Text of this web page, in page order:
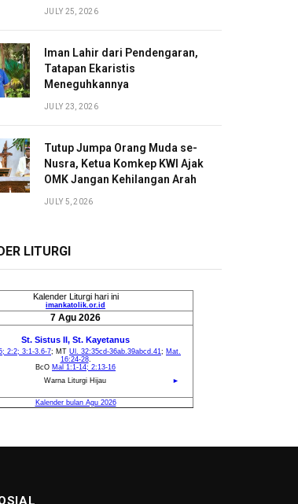
JULY 25, 2026
Iman Lahir dari Pendengaran,
Tatapan Ekaristis
Meneguhkannya
JULY 23, 2026
Tutup Jumpa Orang Muda se-
Nusra, Ketua Komkep KWI Ajak
OMK Jangan Kehilangan Arah
JULY 5, 2026
LITURGI